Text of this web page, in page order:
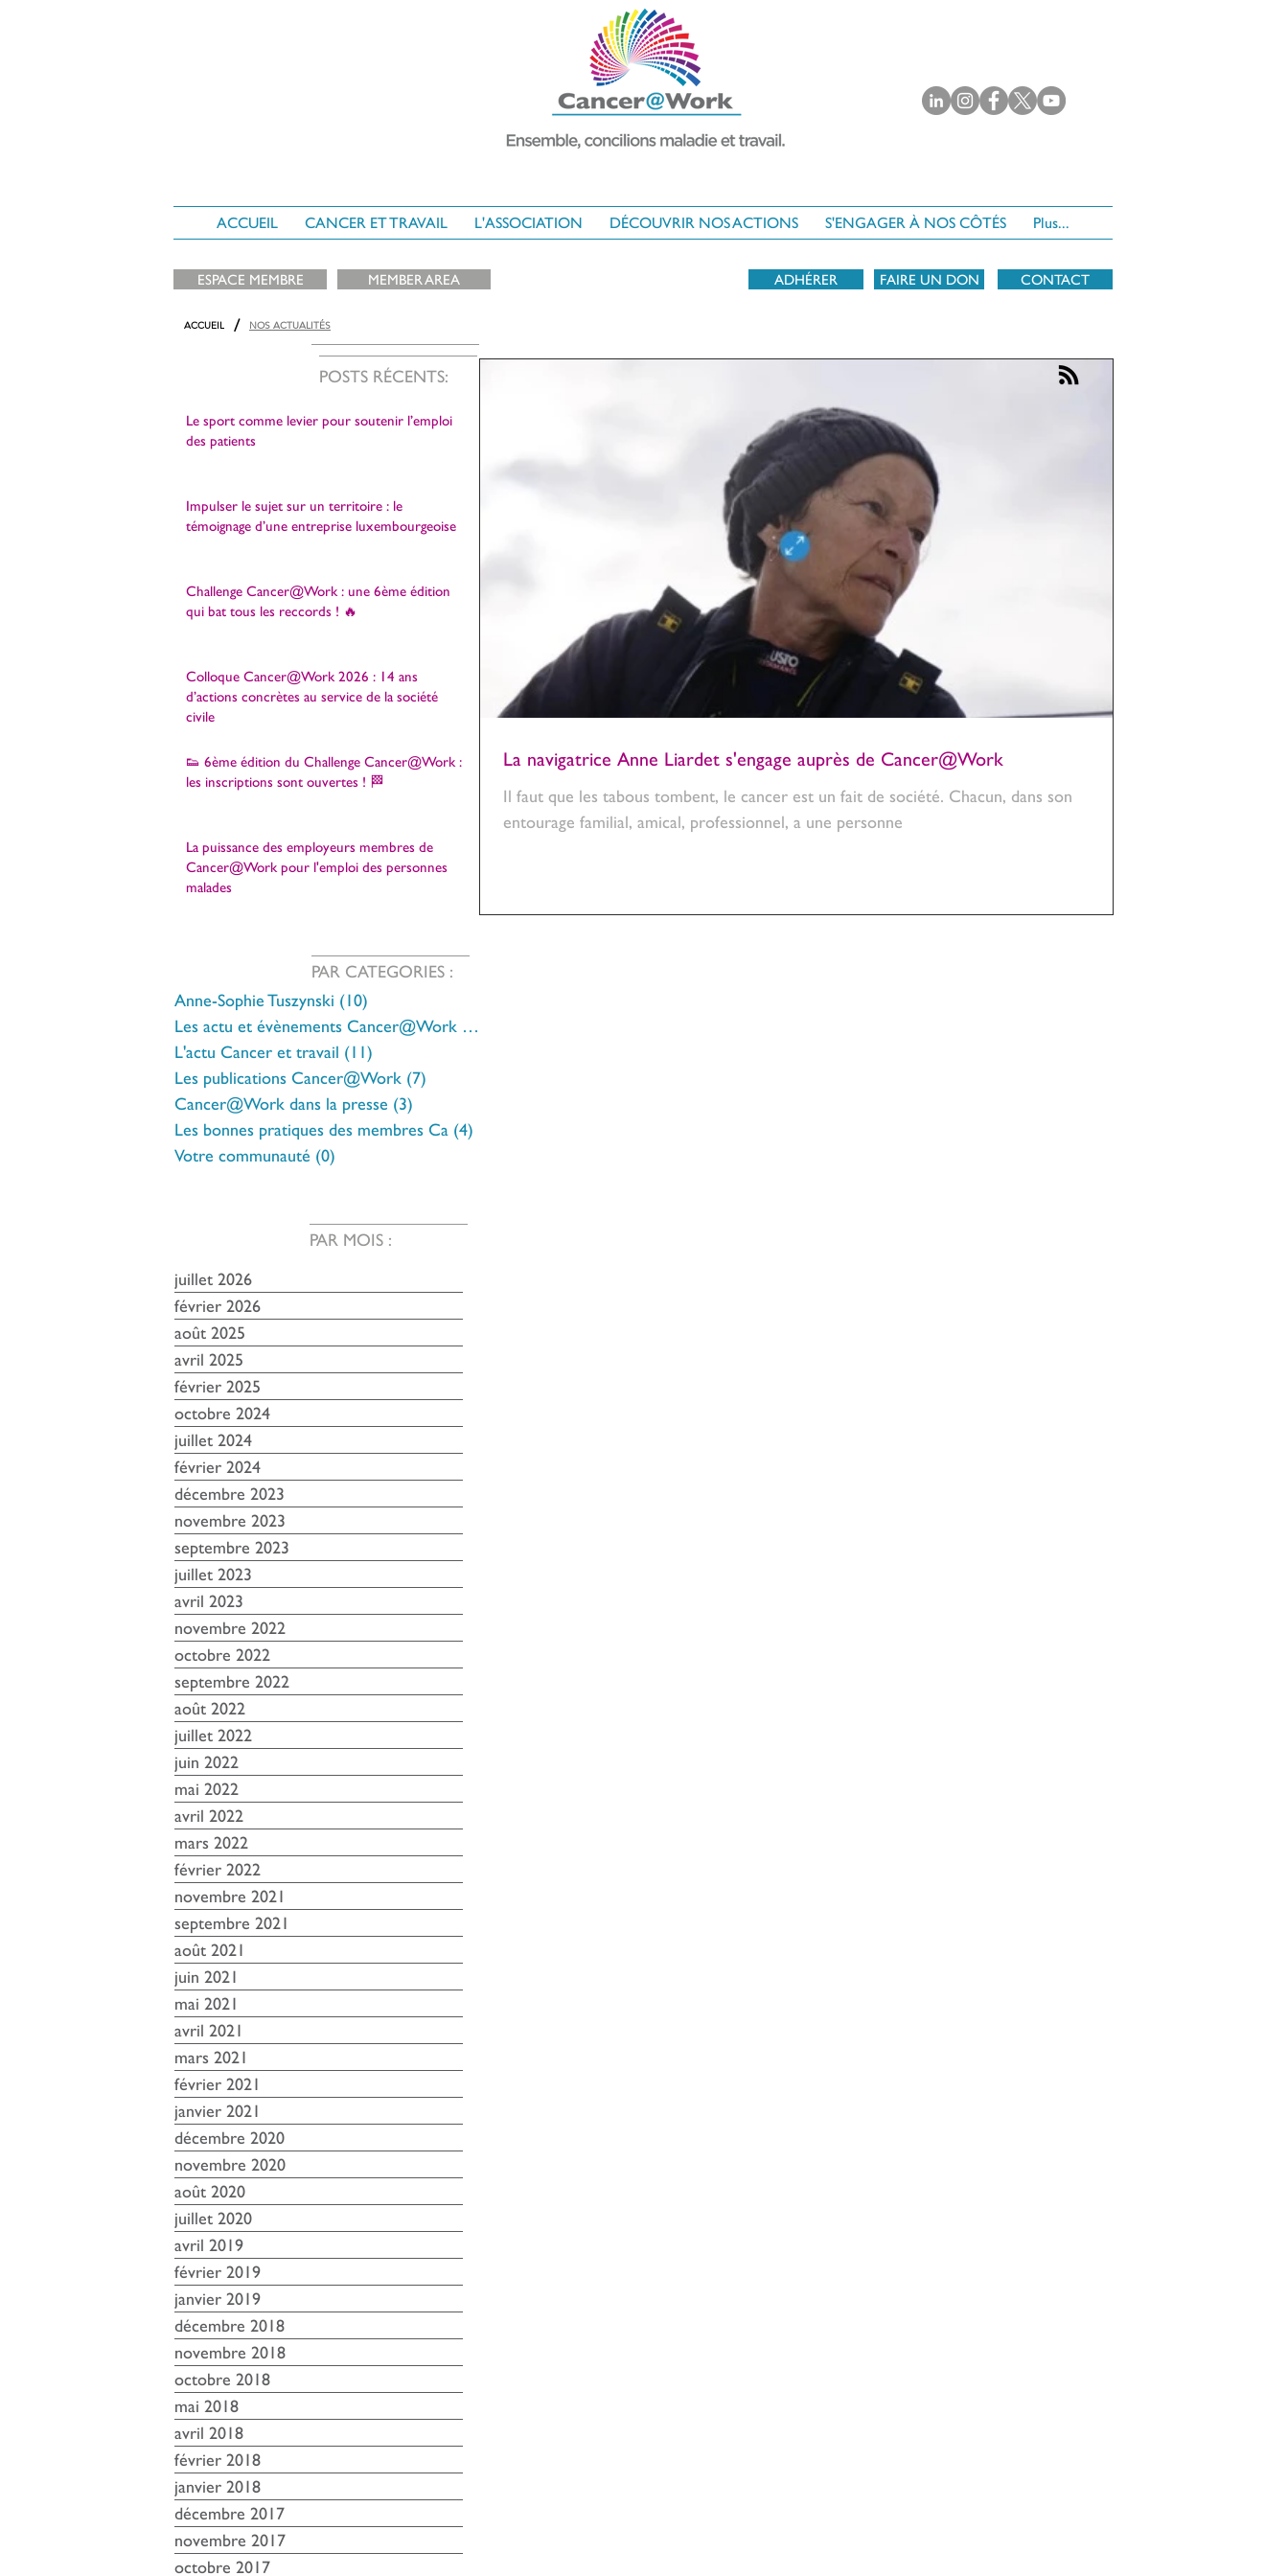
ACCUEIL CANCER ET TRAVAIL L'ASSOCIATION DÉCOUVRIR NOS ACTIONS S'ENGAGER À NOS CÔTÉS Plus...
ESPACE MEMBRE MEMBER AREA ADHÉRER FAIRE UN DON CONTACT
ACCUEIL / NOS ACTUALITÉS
La navigatrice Anne Liardet s'engage auprès de Cancer@Work
Il faut que les tabous tombent, le cancer est un fait de société. Chacun, dans son
entourage familial, amical, professionnel, a une personne
Le sport comme levier pour soutenir l’emploi
des patients
Impulser le sujet sur un territoire : le
témoignage d’une entreprise luxembourgeoise
Challenge Cancer@Work : une 6ème édition
qui bat tous les reccords ! 🔥
Colloque Cancer@Work 2026 : 14 ans
d’actions concrètes au service de la société
civile
👟 6ème édition du Challenge Cancer@Work :
les inscriptions sont ouvertes ! 🏁
La puissance des employeurs membres de
Cancer@Work pour l'emploi des personnes
malades
POSTS RÉCENTS:
Anne-Sophie Tuszynski (10)
Les actu et évènements Cancer@Work (24)
L'actu Cancer et travail (11)
Les publications Cancer@Work (7)
Cancer@Work dans la presse (3)
Les bonnes pratiques des membres Ca (4)
Votre communauté (0)
PAR CATEGORIES :
PAR MOIS :
juillet 2026
février 2026
août 2025
avril 2025
février 2025
octobre 2024
juillet 2024
février 2024
décembre 2023
novembre 2023
septembre 2023
juillet 2023
avril 2023
novembre 2022
octobre 2022
septembre 2022
août 2022
juillet 2022
juin 2022
mai 2022
avril 2022
mars 2022
février 2022
novembre 2021
septembre 2021
août 2021
juin 2021
mai 2021
avril 2021
mars 2021
février 2021
janvier 2021
décembre 2020
novembre 2020
août 2020
juillet 2020
avril 2019
février 2019
janvier 2019
décembre 2018
novembre 2018
octobre 2018
mai 2018
avril 2018
février 2018
janvier 2018
décembre 2017
novembre 2017
octobre 2017